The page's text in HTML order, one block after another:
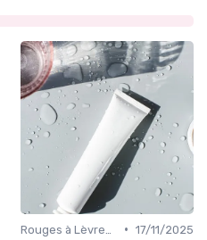
• 17/11/2025